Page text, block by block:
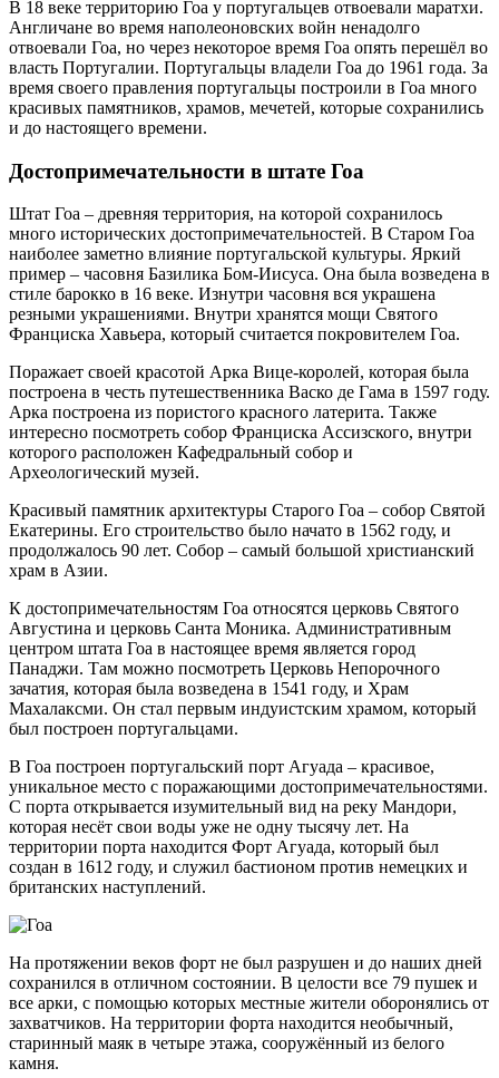
В 18 веке территорию Гоа у португальцев отвоевали маратхи.
Англичане во время наполеоновских войн ненадолго
отвоевали Гоа, но через некоторое время Гоа опять перешёл во
власть Португалии. Португальцы владели Гоа до 1961 года. За
время своего правления португальцы построили в Гоа много
красивых памятников, храмов, мечетей, которые сохранились
и до настоящего времени.
Достопримечательности в штате Гоа
Штат Гоа – древняя территория, на которой сохранилось
много исторических достопримечательностей. В Старом Гоа
наиболее заметно влияние португальской культуры. Яркий
пример – часовня Базилика Бом-Иисуса. Она была возведена в
стиле барокко в 16 веке. Изнутри часовня вся украшена
резными украшениями. Внутри хранятся мощи Святого
Франциска Хавьера, который считается покровителем Гоа.
Поражает своей красотой Арка Вице-королей, которая была
построена в честь путешественника Васко де Гама в 1597 году.
Арка построена из пористого красного латерита. Также
интересно посмотреть собор Франциска Ассизского, внутри
которого расположен Кафедральный собор и
Археологический музей.
Красивый памятник архитектуры Старого Гоа – собор Святой
Екатерины. Его строительство было начато в 1562 году, и
продолжалось 90 лет. Собор – самый большой христианский
храм в Азии.
К достопримечательностям Гоа относятся церковь Святого
Августина и церковь Санта Моника. Административным
центром штата Гоа в настоящее время является город
Панаджи. Там можно посмотреть Церковь Непорочного
зачатия, которая была возведена в 1541 году, и Храм
Махалаксми. Он стал первым индуистским храмом, который
был построен португальцами.
В Гоа построен португальский порт Агуада – красивое,
уникальное место с поражающими достопримечательностями.
С порта открывается изумительный вид на реку Мандори,
которая несёт свои воды уже не одну тысячу лет. На
территории порта находится Форт Агуада, который был
создан в 1612 году, и служил бастионом против немецких и
британских наступлений.
На протяжении веков форт не был разрушен и до наших дней
сохранился в отличном состоянии. В целости все 79 пушек и
все арки, с помощью которых местные жители оборонялись от
захватчиков. На территории форта находится необычный,
старинный маяк в четыре этажа, сооружённый из белого
камня.